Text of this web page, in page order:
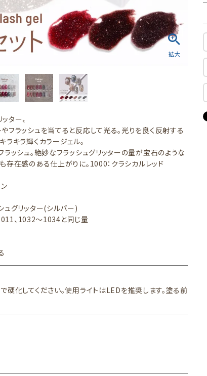
ター〟
フラッシュを当てると反応して光る。光りを良く反射する
ラキラ輝くカラージェル。
ラッシュ。絶妙なフラッシュグリッターの量が宝石のような
存在感のある仕上がりに。1000：クラシカルレッド
ュグリッター(シルバー)
、1032～1034と同じ量
硬化してください。使用ライトはLEDを推奨します。塗る前